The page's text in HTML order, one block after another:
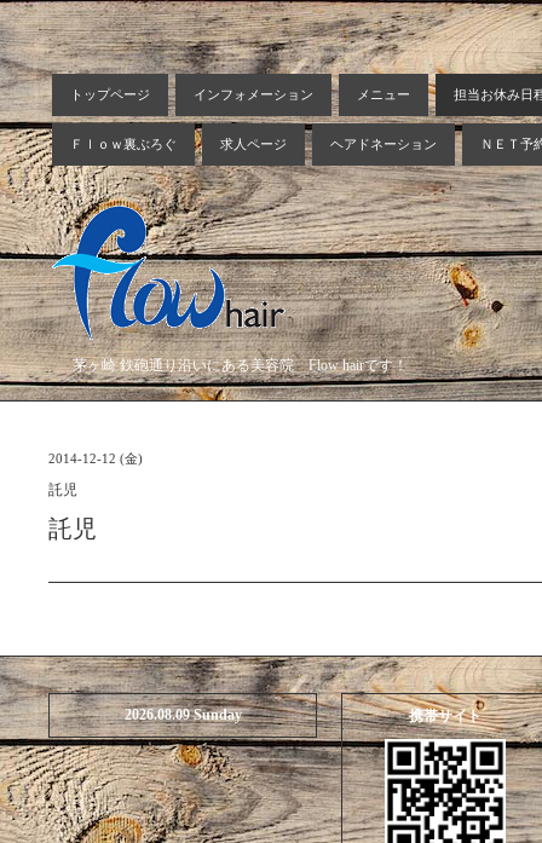
トップページ インフォメーション メニュー 担当お休み日
Ｆｌｏｗ裏ぶろぐ 求人ページ ヘアドネーション ＮＥＴ予
茅ヶ崎 鉄砲通り沿いにある美容院 Flow hairです！
2014-12-12 (金)
託児
託児
2026.08.09 Sunday 携帯サイト